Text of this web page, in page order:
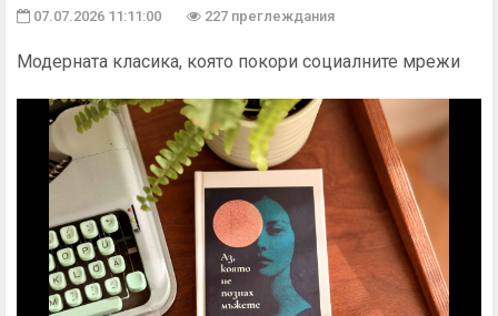
07.07.2026 11:11:00 227 преглеждания
Модерната класика, която покори социалните мрежи